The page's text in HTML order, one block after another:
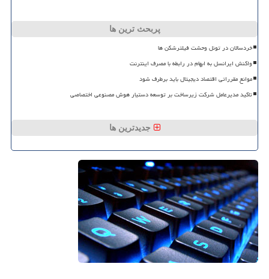
پربحث ترین ها
خردسالان در تونل وحشت فیلترشکن ها
واکنش ایرانسل به ابهام در رابطه با مصرف اینترنت
موانع مقرراتی اقتصاد دیجیتال باید برطرف شود
تاکید مدیرعامل شرکت زیرساخت بر توسعه دستیار هوش مصنوعی اختصاصی
جدیدترین ها